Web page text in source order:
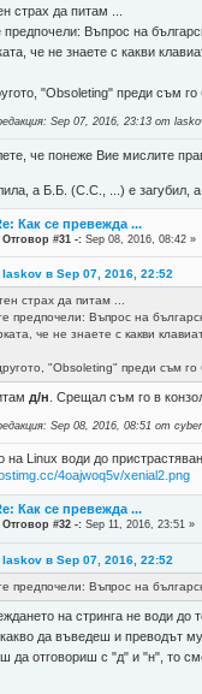
страх да питам ...
предпочели: Въпрос на
че не знаете с какви
"Obsoleting" преди съм
Sep 07, 2016, 23:13 от
че понеже Вие мислите
а Б.Б. (С.С., ...) е загубил,
Как се превежда ...
Отговор #31 -: Sep 08, 2016, 08:42 »
laskov в Sep 07, 2016, 22:52
страх да питам ...
предпочели: Въпрос на
че не знаете с какви
"Obsoleting" преди съм
д/н . Срещал съм го в
Sep 08, 2016, 08:51 от
на Linux води до
4oajwoq5v/xenial2.png
Как се превежда ...
Отговор #32 -: Sep 11, 2016, 23:51 »
laskov в Sep 07, 2016, 22:52
предпочели: Въпрос на
на стринга не води
какво да въведеш и преводът
да отговориш с "д" и "н", то